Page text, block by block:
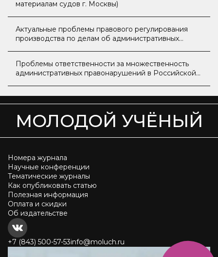
материалам судов г. Москвы)
Актуальные проблемы правового регулирования
производства по делам об административных
Проблемы ответственности за множественность
административных правонарушений в Российской
МОЛОДОЙ УЧЁНЫЙ
Номера журнала
Научные конференции
Тематические журналы
Как опубликовать статью
Полезная информация
Оплата и скидки
Об издательстве
+7 (843) 500-57-53info@moluch.ru